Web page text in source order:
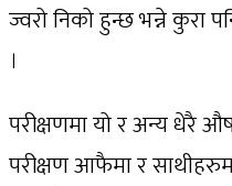
ज्वरो निको हुन्छ भन्ने कुरा
।
परीक्षणमा यो र अन्य धेरै
परीक्षण आफैमा र